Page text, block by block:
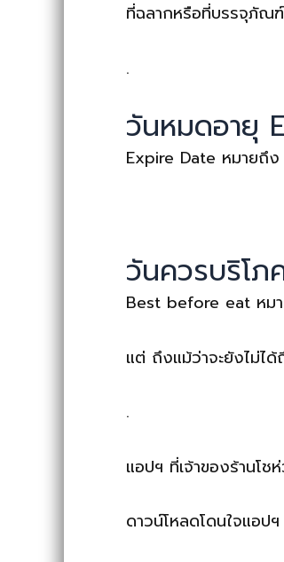
ที่ฉลากหรือที่บรรจุภัณฑ์
.
วันหมดอายุ
Expire Date หมายถึง
วันควรบริโ
Best before eat หมา
แต่ ถึงแม้ว่าจะยังไม่ไ
.
แอปฯ ที่เจ้าของร้านโ
ดาวน์โหลดโดนใจแอป